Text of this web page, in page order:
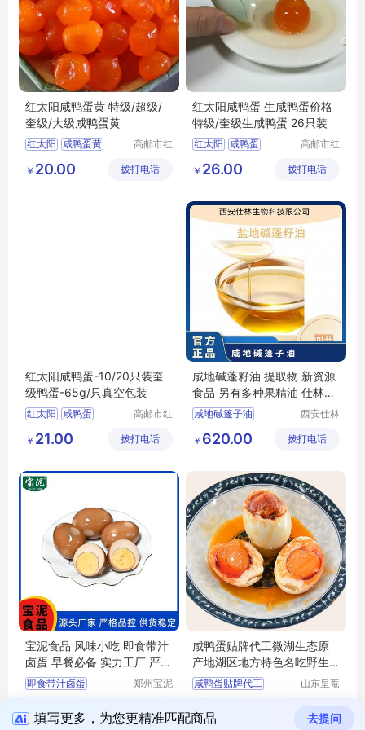
红太阳咸鸭蛋黄 特级/超级/
奎级/大级咸鸭蛋黄
红太阳
咸鸭蛋黄
超级 奎级
高邮市红
有限公司
￥ 20.00 拨打电话
红太阳咸鸭蛋 生咸鸭蛋价格
特级/奎级生咸鸭蛋 26只装
红太阳
咸鸭蛋
生咸鸭蛋
高邮市红
有限公司
￥ 26.00 拨打电话
红太阳咸鸭蛋-10/20只装奎
级鸭蛋-65g/只真空包装
红太阳
咸鸭蛋
奎级鸭蛋
高邮市红
有限公司
￥ 21.00 拨打电话
咸地碱蓬籽油 提取物 新资源
食品 另有多种果精油 仕林生
物
咸地碱篷子油
西安仕林
有限公司
￥ 620.00 拨打电话
宝泥食品 风味小吃 即食带汁
卤蛋 早餐必备 实力工厂 严格
品控
即食带汁卤蛋
郑州宝泥
公司
￥ 13.00
咸鸭蛋贴牌代工微湖生态原
产地湖区地方特色名吃野生
水域商超礼品
咸鸭蛋贴牌代工
山东皇菴
限公司
￥ 1.00
填写更多，为您更精准匹配商品 去提问